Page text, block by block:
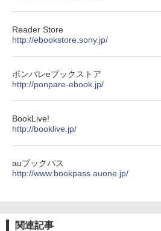
Reader Store
http://ebookstore.sony.jp/
ポンパレeブックストア
http://ponpare-ebook.jp/
BookLive!
http://booklive.jp/
auブックパス
http://www.bookpass.auone.jp/
関連記事